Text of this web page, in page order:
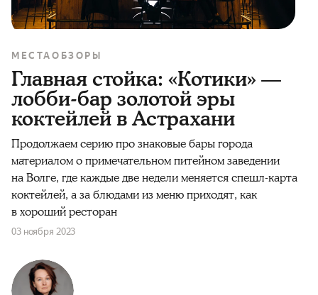
МЕСТА ОБЗОРЫ
Главная стойка: «Котики» —
лобби-бар золотой эры
коктейлей в Астрахани
Продолжаем серию про знаковые бары города
материалом о примечательном питейном заведении
на Волге, где каждые две недели меняется спешл-карта
коктейлей, а за блюдами из меню приходят, как
в хороший ресторан
03 ноября 2023